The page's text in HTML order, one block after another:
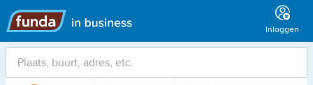
Hoofdmenu
Inloggen
Locatie